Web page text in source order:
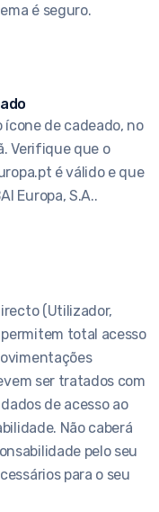
é seguro.
ícone de cadeado, no
Verifique que o
é válido e que
Europa, S.A..
(Utilizador,
total acesso
ser tratados com
de acesso ao
Não caberá
pelo seu
para o seu